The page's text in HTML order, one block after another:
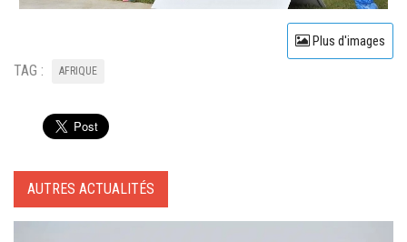
Plus d'images
TAG : AFRIQUE
AUTRES ACTUALITÉS